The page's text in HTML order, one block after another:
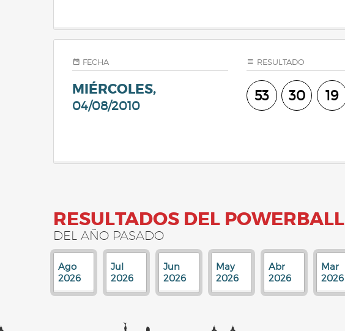
FECHA
MIÉRCOLES,
04/08/2010
RESULTADO
53 30 19
RESULTADOS DEL POWERBALL
DEL AÑO PASADO
Ago
2026
Jul
2026
Jun
2026
May
2026
Abr
2026
Mar
2026